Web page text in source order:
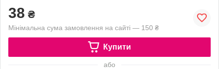
38 ₴
Мінімальна сума замовлення на сайті — 150 ₴
Купити
або